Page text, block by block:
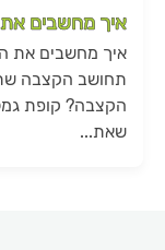
איך מחשבים
איך מחשבים את
תחושב הקצבה
הקצבה? קופת
שאת...